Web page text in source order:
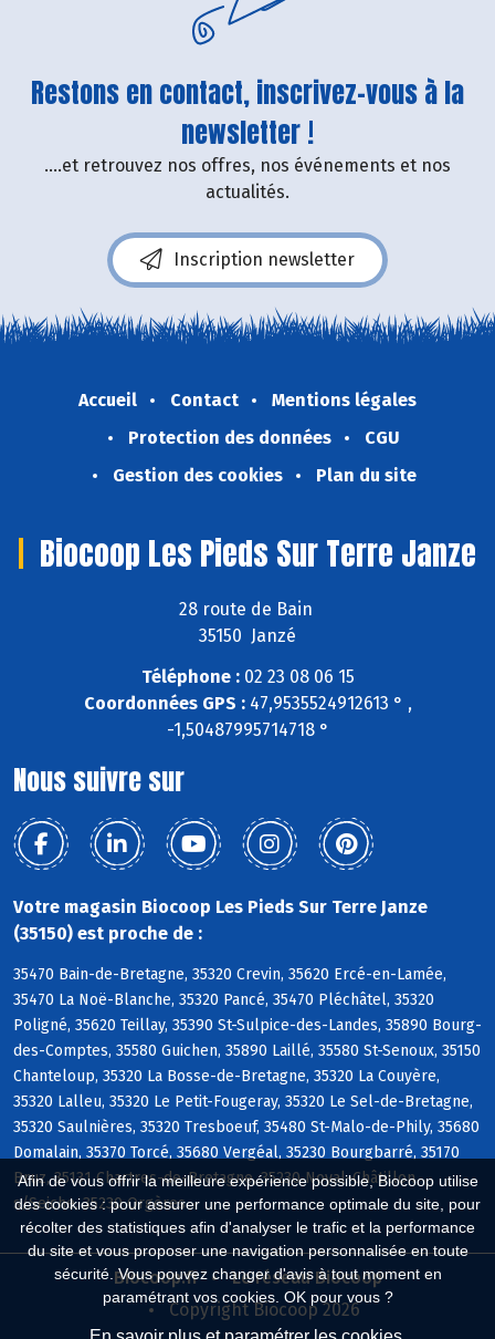
Afin de vous offrir la meilleure expérience possible, Biocoop utilise
des cookies : pour assurer une performance optimale du site, pour
récolter des statistiques afin d'analyser le trafic et la performance
du site et vous proposer une navigation personnalisée en toute
sécurité. Vous pouvez changer d'avis à tout moment en
paramétrant vos cookies. OK pour vous ?
Restons en contact, inscrivez-vous à la
newsletter !
....et retrouvez nos offres, nos événements et nos
actualités.
Inscription newsletter
Accueil Contact
Mentions légales
Protection des données
CGU
Gestion des cookies
Plan du site
Biocoop Les Pieds Sur Terre Janze
28 route de Bain
35150 Janzé
Téléphone :02 23 08 06 15
Coordonnées GPS :47,9535524912613 ° ,
-1,50487995714718 °
Nous suivre sur
Votre magasin Biocoop Les Pieds Sur Terre Janze
(35150) est proche de :
35470 Bain-de-Bretagne, 35320 Crevin, 35620 Ercé-en-Lamée,
35470 La Noë-Blanche, 35320 Pancé, 35470 Pléchâtel, 35320
Poligné, 35620 Teillay, 35390 St-Sulpice-des-Landes, 35890 Bourg-
des-Comptes, 35580 Guichen, 35890 Laillé, 35580 St-Senoux, 35150
Chanteloup, 35320 La Bosse-de-Bretagne, 35320 La Couyère,
35320 Lalleu, 35320 Le Petit-Fougeray, 35320 Le Sel-de-Bretagne,
35320 Saulnières, 35320 Tresboeuf, 35480 St-Malo-de-Phily, 35680
Domalain, 35370 Torcé, 35680 Vergéal, 35230 Bourgbarré, 35170
Bruz, 35131 Chartres-de-Bretagne, 35230 Noyal-Châtillon
s/Seiche, 35230 Orgères
Biocoop.fr
Le réseau Biocoop
Copyright Biocoop 2026